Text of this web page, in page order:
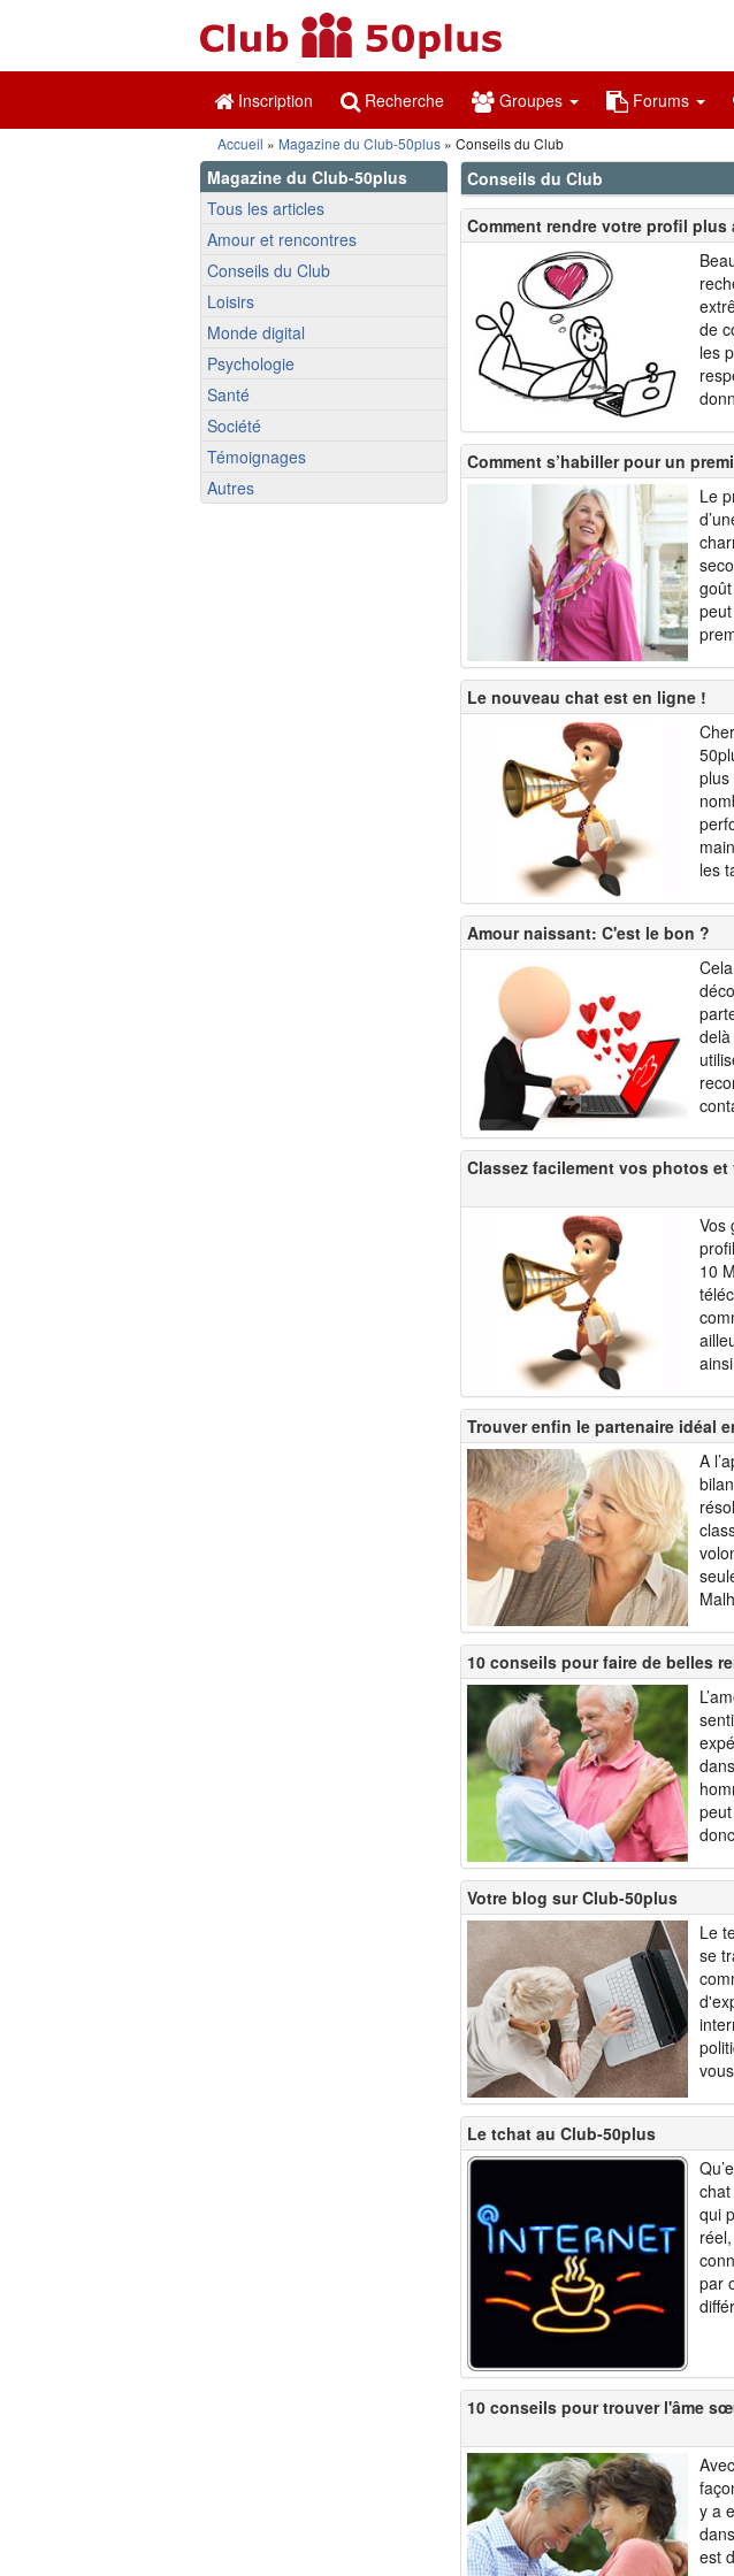
Inscription Recherche Groupes Forums
Accueil » Magazine du Club-50plus » Conseils du Club
Magazine du Club-50plus
Tous les articles
Amour et rencontres
Conseils du Club
Loisirs
Monde digital
Psychologie
Santé
Société
Témoignages
Autres
Conseils du Club
Comment rendre votre profil plus
de
les
et
Comment s’habiller pour un
Le
il
Le nouveau chat est en ligne !
les
Amour naissant: C'est le bon ?
Classez facilement vos photos
Vos
10
Les
Trouver enfin le partenaire idéal
A
10 conseils pour faire de belles
Votre blog sur Club-50plus
Le
se
Le tchat au Club-50plus
qui
par
10 conseils pour trouver l'âme
y a
est